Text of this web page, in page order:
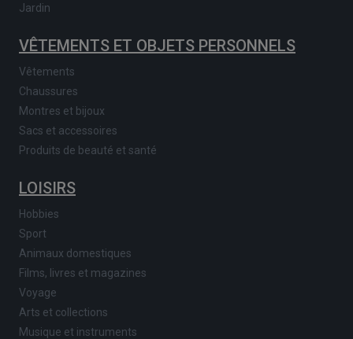
Jardin
VÊTEMENTS ET OBJETS PERSONNELS
Vêtements
Chaussures
Montres et bijoux
Sacs et accessoires
Produits de beauté et santé
LOISIRS
Hobbies
Sport
Animaux domestiques
Films, livres et magazines
Voyage
Arts et collections
Musique et instruments